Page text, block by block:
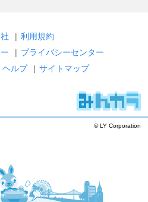
| 利用規約
| プライバシーセンター
ヘルプ | サイトマップ
© LY Corporation